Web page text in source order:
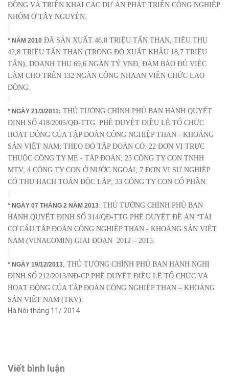
ĐỒNG VÀ TRIỂN KHAI CÁC DỰ ÁN PHÁT TRIỂN CÔNG NGHIỆP
NHÔM Ở TÂY NGUYÊN.
* NĂM 2010 ĐÃ SẢN XUẤT 46,8 TRIỆU TẤN THAN, TIÊU THỤ
42,8 TRIỆU TẤN THAN (TRONG ĐÓ XUẤT KHẨU 18,7 TRIỆU
TẤN), DOANH THU 69,6 NGÀN TỶ VNĐ, ĐẢM BẢO ĐỦ VIỆC
LÀM CHO TRÊN 132 NGÀN CÔNG NHAAN VIÊN CHỨC LAO
ĐỘNG.
* NGÀY 21/3/2011: THỦ TƯỚNG CHÍNH PHỦ BAN HÀNH QUYẾT
ĐỊNH SỐ 418/2005/QĐ-TTG PHÊ DUYỆT ĐIỀU LỆ TỔ CHỨC
HOẠT ĐỘNG CỦA TẬP ĐOÀN CÔNG NGHIỆP THAN - KHOÁNG
SẢN VIỆT NAM; THEO ĐÓ TẬP ĐOÀN CÓ: 22 ĐƠN VỊ TRỰC
THUỘC CÔNG TY MẸ - TẬP ĐOÀN; 23 CÔNG TY CON TNHH
MTV; 4 CÔNG TY CON Ở NƯỚC NGOÀI; 7 ĐƠN VỊ SỰ NGHIỆP
CÓ THU HẠCH TOÁN ĐỘC LẬP; 33 CÔNG TY CON CỔ PHẦN.
* NGÀY 07 THÁNG 2 NĂM 2013: THỦ TƯỚNG CHÍNH PHỦ BAN
HÀNH QUYẾT ĐỊNH SỐ 314/QĐ-TTG PHÊ DUYỆT ĐỀ ÁN “TÁI
CƠ CẤU TẬP ĐOÀN CÔNG NGHIỆP THAN - KHOÁNG SẢN VIỆT
NAM (VINACOMIN) GIAI ĐOẠN 2012 – 2015.
* NGÀY 19/12/2013 , THỦ TƯỚNG CHÍNH PHỦ BAN HÀNH NGHỊ
ĐỊNH SỐ 212/2013/NĐ-CP PHÊ DUYỆT ĐIỀU LỆ TỔ CHỨC VÀ
HOẠT ĐỘNG CỦA TẬP ĐOÀN CÔNG NGHIỆP THAN – KHOÁNG
SẢN VIỆT NAM (TKV).
Hà Nội tháng 11/ 2014
Viết bình luận